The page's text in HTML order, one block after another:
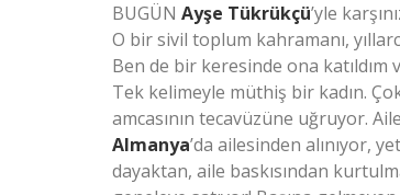
BUGÜN Ayşe Tükrükçü’yle
O bir sivil toplum kahramanı,
Ben de bir keresinde ona katıldım
Tek kelimeyle müthiş bir kadın.
amcasının tecavüzüne uğruyor.
Almanya’da ailesinden alınıyor,
dayaktan, aile baskısından